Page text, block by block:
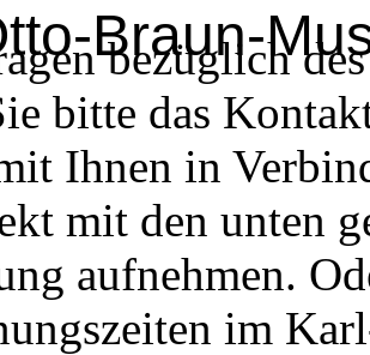
Braun-
bezüglich
bitte das
Ihnen in
mit den unten
aufnehmen.
im